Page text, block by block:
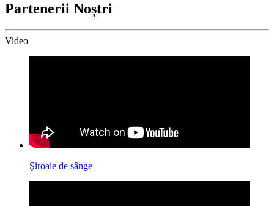
Partenerii Noștri
Video
Şiroaie de sânge